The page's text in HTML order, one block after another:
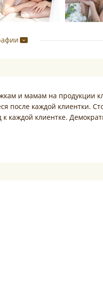
и мамам на продукции
каждой клиентки.
каждой клиентке.